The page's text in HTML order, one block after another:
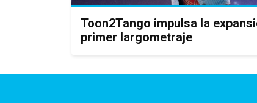
Toon2Tango impulsa la
primer largometraje